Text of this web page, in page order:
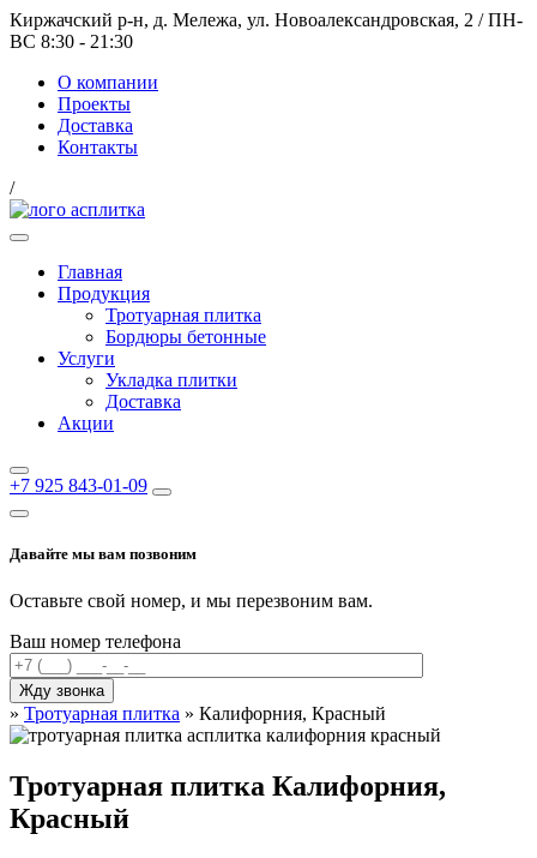
Киржачский р-н, д. Мележа, ул. Новоалександровская, 2 / ПН-
ВС 8:30 - 21:30
О компании
Проекты
Доставка
Контакты
/
Главная
Продукция
Тротуарная плитка
Бордюры бетонные
Услуги
Укладка плитки
Доставка
Акции
+7 925 843-01-09
Давайте мы вам позвоним
Оставьте свой номер, и мы перезвоним вам.
Ваш номер телефона
» Тротуарная плитка » Калифорния, Красный
Тротуарная плитка Калифорния,
Красный